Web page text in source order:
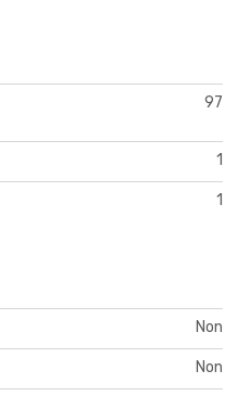
97
1
1
Non
Non